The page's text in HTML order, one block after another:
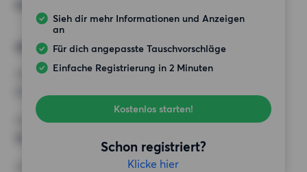
Sieh dir mehr Informationen und Anzeigen
an
Für dich angepasste Tauschvorschläge
Einfache Registrierung in 2 Minuten
Kostenlos starten!
Schon registriert?
Klicke hier
Alternative Wünsche
ZIMMER
MINDESTANZAHL AN QUADRATMETERN